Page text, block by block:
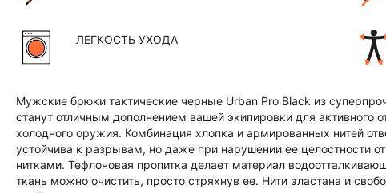
ЛЕГКОСТЬ УХОДА
Мужские брюки тактические черные Urban Pro Black из
станут отличным дополнением вашей экипировки для активного
холодного оружия. Комбинация хлопка и армированных нитей
устойчива к разрывам, но даже при нарушении ее целостности
нитками. Тефлоновая пропитка делает материал
ткань можно очистить, просто стряхнув ее. Нити эластана и